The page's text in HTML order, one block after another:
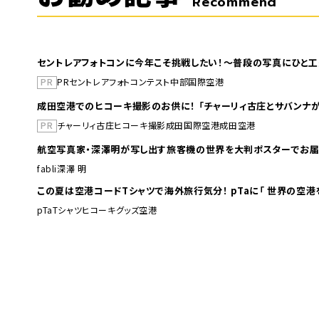
セントレアフォトコンに今年こそ挑戦したい！～普段の写真にひと
PR PRセントレアフォトコンテスト中部国際空港
成田空港でのヒコーキ撮影のお供に！ 「チャーリィ古庄とサバン
PR チャーリィ古庄ヒコーキ撮影成田国際空港成田空港
航空写真家・深澤明が写し出す旅客機の世界を大判ポスターでお届
fabli深澤 明
この夏は空港コードTシャツで海外
pTaTシャツヒコーキグッズ空港